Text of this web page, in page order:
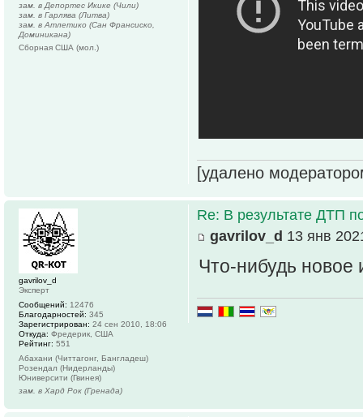
[удалено
зам. в Депортес Икике (Чили)
зам. в Гарлява (Литва)
зам. в Атлетико (Сан Франсиско,
Доминикана)
Сборная США (мол.)
Re: В результате ДТП
gavrilov_d 13 янв
Что-нибудь новое
gavrilov_d
Эксперт
Сообщений: 12476
Благодарностей: 345
Зарегистрирован: 24 сен 2010, 18:06
Откуда: Фредерик, США
Рейтинг: 551
Абахани (Читтагонг, Бангладеш)
Розендал (Нидерланды)
Юниверсити (Гвинея)
зам. в Хард Рок (Гренада)